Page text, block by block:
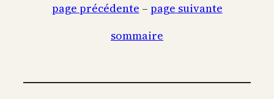
page précédente – page suivante
sommaire